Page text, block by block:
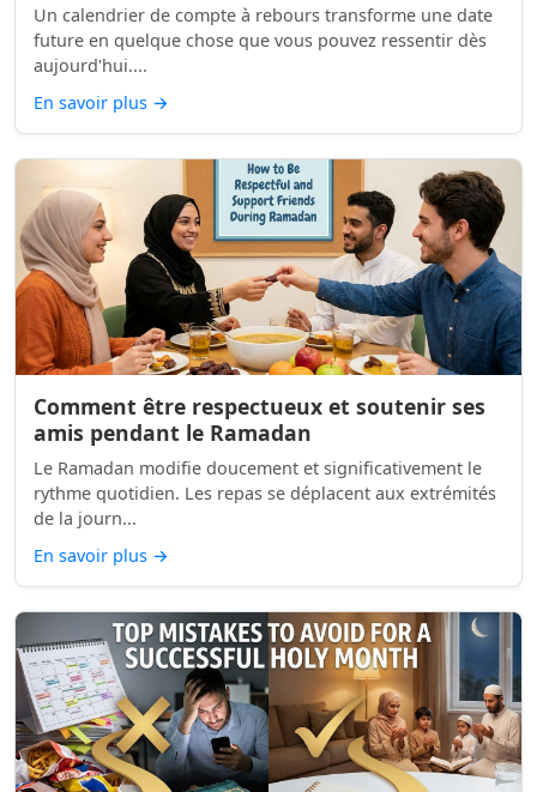
Un calendrier de compte à rebours transforme une date
future en quelque chose que vous pouvez ressentir dès
aujourd'hui....
En savoir plus →
Comment être respectueux et soutenir ses
amis pendant le Ramadan
Le Ramadan modifie doucement et significativement le
rythme quotidien. Les repas se déplacent aux extrémités
de la journ...
En savoir plus →